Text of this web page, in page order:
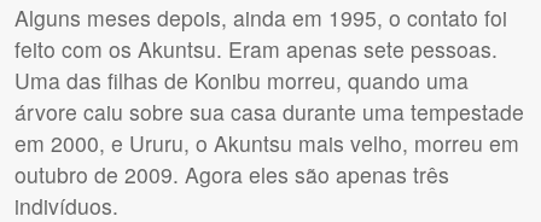
Alguns meses depois, ainda em 1995, o contato foi
feito com os Akuntsu. Eram apenas sete pessoas.
Uma das filhas de Konibu morreu, quando uma
árvore caiu sobre sua casa durante uma tempestade
em 2000, e Ururu, o Akuntsu mais velho, morreu em
outubro de 2009. Agora eles são apenas três
indivíduos.